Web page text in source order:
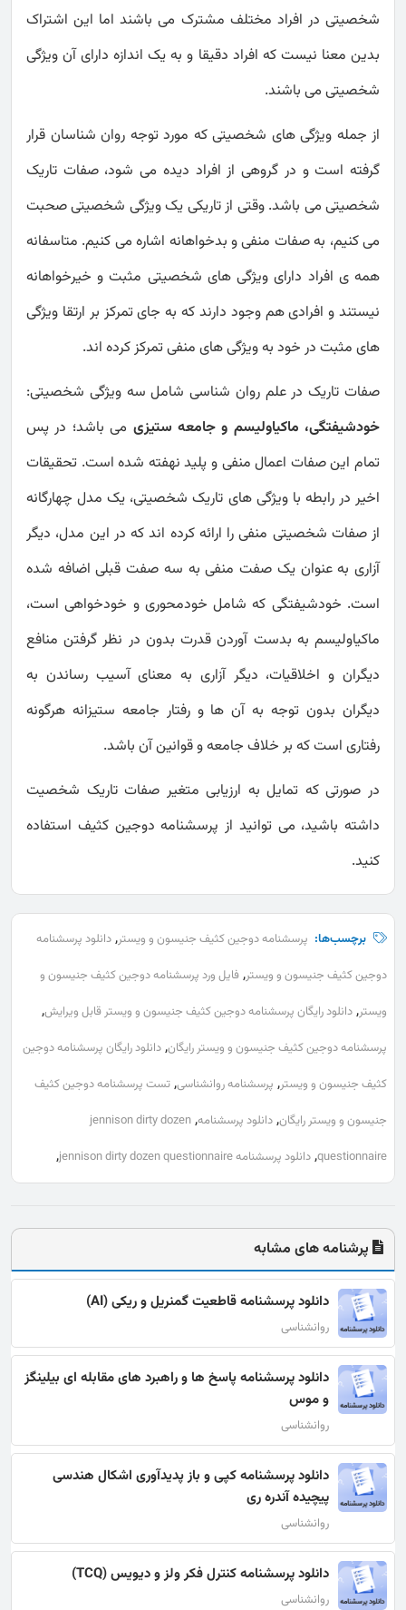
شخصیتی در افراد مختلف مشترک می باشند اما این اشتراک
بدین معنا نیست که افراد دقیقا و به یک اندازه دارای آن ویژگی
شخصیتی می باشند.
از جمله ویژگی های شخصیتی که مورد توجه روان شناسان قرار
گرفته است و در گروهی از افراد دیده می شود، صفات تاریک
شخصیتی می باشد. وقتی از تاریکی یک ویژگی شخصیتی صحبت
می کنیم، به صفات منفی و بدخواهانه اشاره می کنیم. متاسفانه
همه ی افراد دارای ویژگی های شخصیتی مثبت و خیرخواهانه
نیستند و افرادی هم وجود دارند که به جای تمرکز بر ارتقا ویژگی
های مثبت در خود به ویژگی های منفی تمرکز کرده اند.
صفات تاریک در علم روان شناسی شامل سه ویژگی شخصیتی:
خودشیفتگی، ماکیاولیسم و جامعه ستیزی می باشد؛ در پس
تمام این صفات اعمال منفی و پلید نهفته شده است. تحقیقات
اخیر در رابطه با ویژگی های تاریک شخصیتی، یک مدل چهارگانه
از صفات شخصیتی منفی را ارائه کرده اند که در این مدل، دیگر
آزاری به عنوان یک صفت منفی به سه صفت قبلی اضافه شده
است. خودشیفتگی که شامل خودمحوری و خودخواهی است،
ماکیاولیسم به بدست آوردن قدرت بدون در نظر گرفتن منافع
دیگران و اخلاقیات، دیگر آزاری به معنای آسیب رساندن به
دیگران بدون توجه به آن ها و رفتار جامعه ستیزانه هرگونه
رفتاری است که بر خلاف جامعه و قوانین آن باشد.
در صورتی که تمایل به ارزیابی متغیر صفات تاریک شخصیت
داشته باشید، می توانید از پرسشنامه دوجین کثیف استفاده
کنید.
برچسب‌ها: پرسشنامه دوجین کثیف جنیسون و ویستر, دانلود پرسشنامه
دوجین کثیف جنیسون و ویستر, فایل ورد پرسشنامه دوجین کثیف جنیسون و
ویستر, دانلود رایگان پرسشنامه دوجین کثیف جنیسون و ویستر قابل ویرایش,
پرسشنامه دوجین کثیف جنیسون و ویستر رایگان, دانلود رایگان پرسشنامه دوجین
کثیف جنیسون و ویستر, پرسشنامه روانشناسی, تست پرسشنامه دوجین کثیف
جنیسون و ویستر رایگان, دانلود پرسشنامه,
jennison dirty dozen
questionnaire
, دانلود پرسشنامه jennison dirty dozen questionnaire ,
پرشنامه های مشابه
دانلود پرسشنامه قاطعیت گمنریل و ریکی (AI)
روانشناسی
دانلود پرسشنامه پاسخ ها و راهبرد های مقابله ای بیلینگز
و موس
روانشناسی
دانلود پرسشنامه كپی و باز پديدآوری اشكال هندسی
پيچيده آندره ری
روانشناسی
دانلود پرسشنامه کنترل فکر ولز و دیویس (TCQ)
روانشناسی